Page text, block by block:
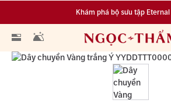
Khám phá bộ sưu tập
Đa dạng lựa chọn tích luỹ từ 0.1 chỉ